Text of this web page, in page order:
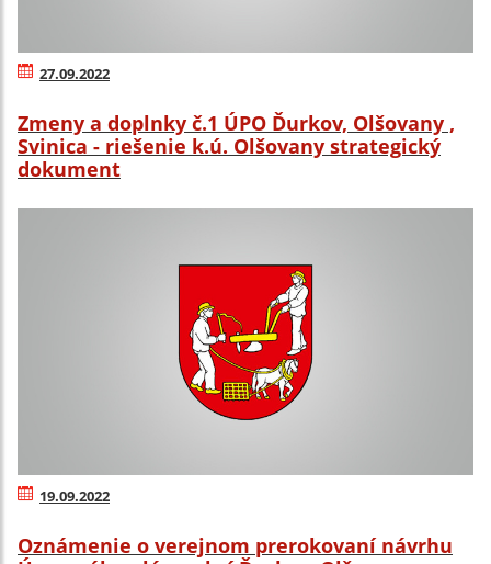
27.09.2022
Zmeny a doplnky č.1 ÚPO Ďurkov, Olšovany ,
Svinica - riešenie k.ú. Olšovany strategický
dokument
19.09.2022
Oznámenie o verejnom prerokovaní návrhu